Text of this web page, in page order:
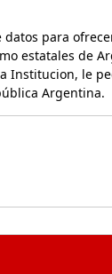
para
estatales de
Institucion, le
Argentina.